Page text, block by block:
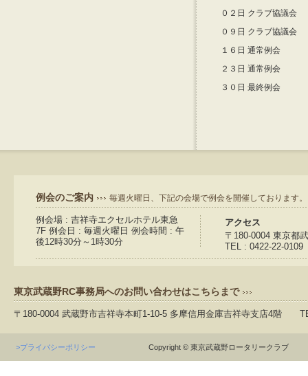
０２日 クラブ協議会
０９日 クラブ協議会
１６日 通常例会
２３日 通常例会
３０日 最終例会
例会のご案内 毎週火曜日、下記の会場で例会を開催しております。
例会場 : 吉祥寺エクセルホテル東急
7F 例会日 : 毎週火曜日 例会時間 : 午
後12時30分～1時30分
アクセス
〒180-0004 東京都
TEL : 0422-22-
東京武蔵野RC事務局へのお問い合わせはこちらまで
〒180-0004 武蔵野市吉祥寺本町1-10-5 多摩信用金庫吉祥寺支店4
>プライバシーポリシー Copyright © 東京武蔵野ロータリークラブ